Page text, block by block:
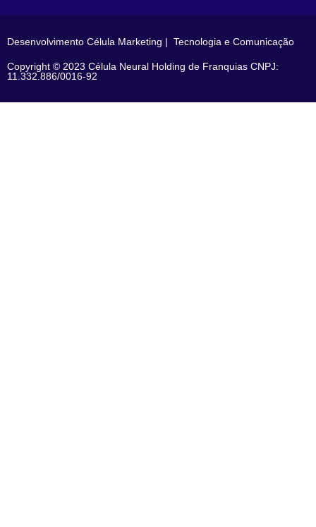
Desenvolvimento Célula Marketing | Tecnologia e Comunicação
Copyright © 2023 Célula Neural Holding de Franquias CNPJ:
11.332.886/0016-92